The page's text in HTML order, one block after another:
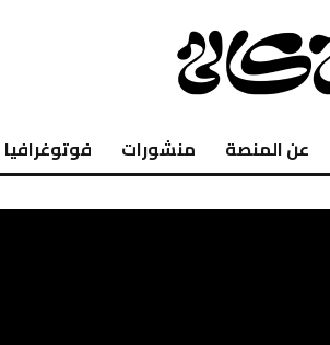
عن المنصة منشورات فوتوغرافيا